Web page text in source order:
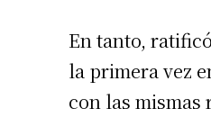
En tanto,
la primera vez
con las